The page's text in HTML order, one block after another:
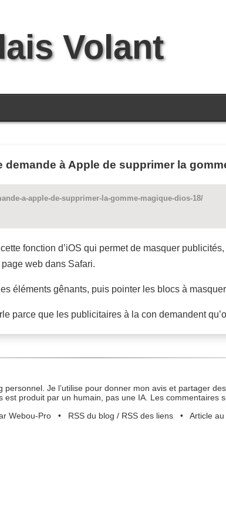
Volant
à Apple de supprimer la
a-apple-de-supprimer-la-gomme-magique-dios-18/
fonction d’iOS qui permet de masquer
web dans Safari.
éléments gênants, puis pointer les blocs à
parce que les publicitaires à la con demandent
personnel. Je l’utilise pour donner mon avis et partager
est produit par un humain, pas une IA. Les commentaires
Webou-Pro• RSS du blog / RSS des liens• Article